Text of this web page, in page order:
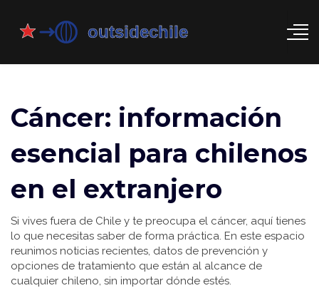
Cáncer: información
esencial para chilenos
en el extranjero
Si vives fuera de Chile y te preocupa el cáncer, aquí tienes
lo que necesitas saber de forma práctica. En este espacio
reunimos noticias recientes, datos de prevención y
opciones de tratamiento que están al alcance de
cualquier chileno, sin importar dónde estés.